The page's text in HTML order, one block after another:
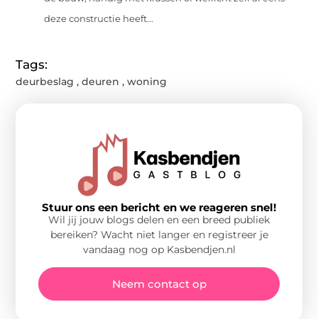
deze constructie heeft...
Tags:
deurbeslag ,deuren ,woning
Stuur ons een bericht en we reageren snel!
Wil jij jouw blogs delen en een breed publiek
bereiken? Wacht niet langer en registreer je
vandaag nog op Kasbendjen.nl
Neem contact op